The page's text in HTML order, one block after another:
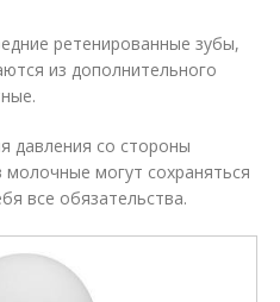
ретенированные зубы,
из дополнительного
давления со стороны
могут сохраняться
все обязательства.